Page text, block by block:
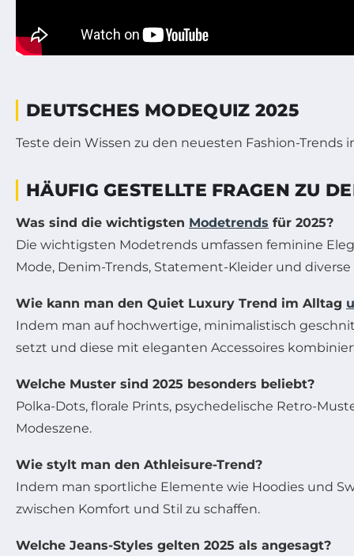
DEUTSCHES MODEQUIZ 2025
Teste dein Wissen zu den neuesten Fashion-Trends
HÄUFIG GESTELLTE FRAGEN ZU
Was sind die wichtigsten Modetrends für 2025?
Die wichtigsten Modetrends umfassen feminine
Mode, Denim-Trends, Statement-Kleider und diverse
Wie kann man den Quiet Luxury Trend im Alltag
Indem man auf hochwertige, minimalistisch
setzt und diese mit eleganten Accessoires
Welche Muster sind 2025 besonders beliebt?
Polka-Dots, florale Prints, psychedelische Retro-
Modeszene.
Wie stylt man den Athleisure-Trend?
Indem man sportliche Elemente wie Hoodies und
zwischen Komfort und Stil zu schaffen.
Welche Jeans-Styles gelten 2025 als angesagt?